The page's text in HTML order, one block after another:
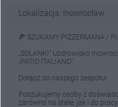
Lokalizacja: Inowrocław
🍕 SZUKAMY PIZZERMANA /
„SOLANKI” Uzdrowisko
„PATIO ITALIANO”
Dołącz do naszego zespołu!
Poszukujemy osoby z
zarówno na stałe, jak i do